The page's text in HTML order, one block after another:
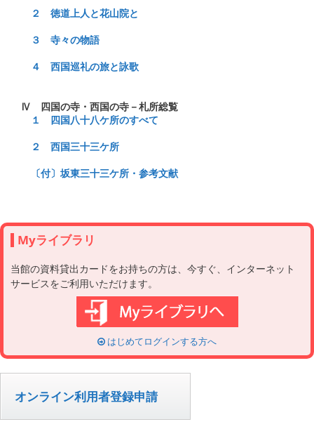
２　徳道上人と花山院と
３　寺々の物語
４　西国巡礼の旅と詠歌
１　四国八十八ケ所のすべて
２　西国三十三ケ所
〔付〕坂東三十三ケ所・参考文献
Myライブラリ
当館の資料貸出カードをお持ちの方は、今すぐ、インターネット
サービスをご利用いただけます。
はじめてログインする方へ
オンライン利用者登録申請